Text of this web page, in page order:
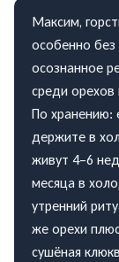
Максим,
особенно
осознанное
среди
По
держите в
живут 4–6
месяца в
утренний
же орехи
сушёная